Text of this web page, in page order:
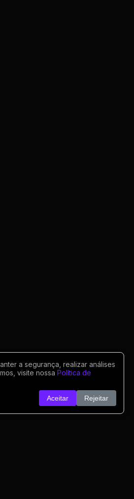
a segurança, realizar análises
visite nossa Política de
Aceitar Rejeitar